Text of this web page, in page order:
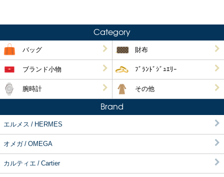
Category
バッグ 財布
ブランド小物 ﾌﾞﾗﾝﾄﾞｼﾞｭｴﾘｰ
腕時計 その他
Brand
エルメス / HERMES
オメガ / OMEGA
カルティエ / Cartier